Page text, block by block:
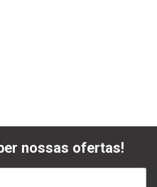
nossas ofertas!